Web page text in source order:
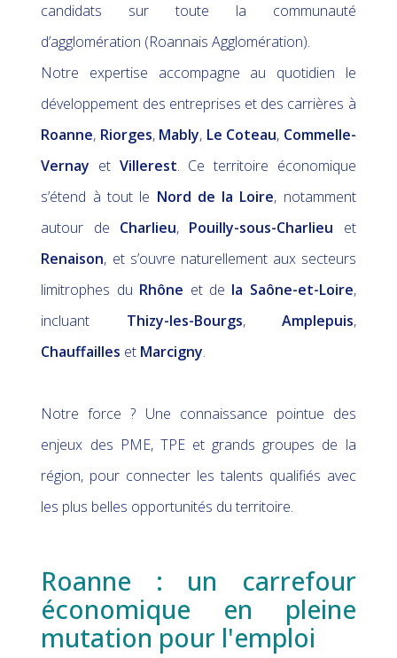
candidats sur toute la communauté
d’agglomération (Roannais Agglomération).
Notre expertise accompagne au quotidien le
développement des entreprises et des carrières à
Roanne, Riorges, Mably, Le Coteau, Commelle-
Vernay et Villerest. Ce territoire économique
s’étend à tout le Nord de la Loire, notamment
autour de Charlieu, Pouilly-sous-Charlieu et
Renaison, et s’ouvre naturellement aux secteurs
limitrophes du Rhône et de la Saône-et-Loire,
incluant Thizy-les-Bourgs, Amplepuis,
Chauffailles et Marcigny.
Notre force ? Une connaissance pointue des
enjeux des PME, TPE et grands groupes de la
région, pour connecter les talents qualifiés avec
les plus belles opportunités du territoire.
Roanne : un carrefour
économique en pleine
mutation pour l'emploi